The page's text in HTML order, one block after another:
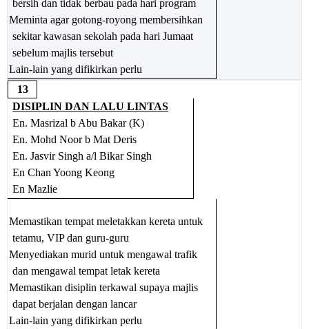
bersih dan tidak berbau pada hari program
Meminta agar gotong-royong membersihkan
sekitar kawasan sekolah pada hari Jumaat
sebelum majlis tersebut
Lain-lain yang difikirkan perlu
13
DISIPLIN DAN LALU LINTAS
En. Masrizal b Abu Bakar (K)
En. Mohd Noor b Mat Deris
En. Jasvir Singh a/l Bikar Singh
En Chan Yoong Keong
En Mazlie
Memastikan tempat meletakkan kereta untuk
tetamu, VIP dan guru-guru
Menyediakan murid untuk mengawal trafik
dan mengawal tempat letak kereta
Memastikan disiplin terkawal supaya majlis
dapat berjalan dengan lancar
Lain-lain yang difikirkan perlu